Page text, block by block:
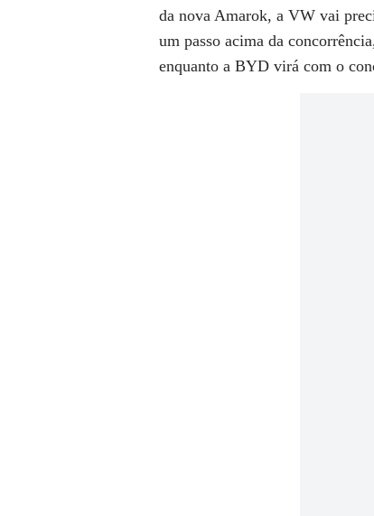
da nova Amarok, a VW vai
um passo acima da
enquanto a BYD virá com o